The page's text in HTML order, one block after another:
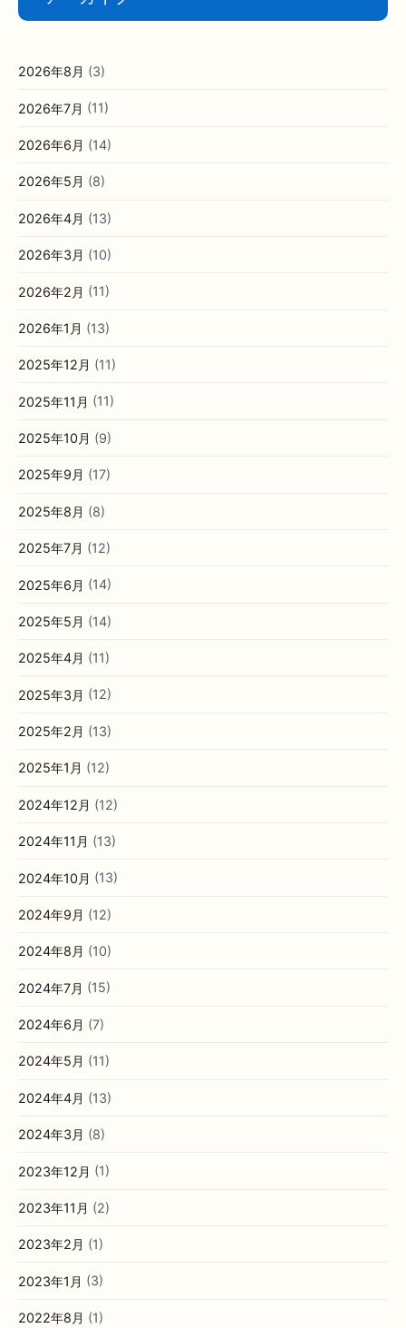
2026年8月 (3)
2026年7月 (11)
2026年6月 (14)
2026年5月 (8)
2026年4月 (13)
2026年3月 (10)
2026年2月 (11)
2026年1月 (13)
2025年12月 (11)
2025年11月 (11)
2025年10月 (9)
2025年9月 (17)
2025年8月 (8)
2025年7月 (12)
2025年6月 (14)
2025年5月 (14)
2025年4月 (11)
2025年3月 (12)
2025年2月 (13)
2025年1月 (12)
2024年12月 (12)
2024年11月 (13)
2024年10月 (13)
2024年9月 (12)
2024年8月 (10)
2024年7月 (15)
2024年6月 (7)
2024年5月 (11)
2024年4月 (13)
2024年3月 (8)
2023年12月 (1)
2023年11月 (2)
2023年2月 (1)
2023年1月 (3)
2022年8月 (1)